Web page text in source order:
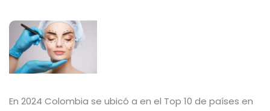
En 2024 Colombia se ubicó a en el Top 10 de países en